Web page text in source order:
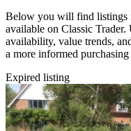
Below you will find listings
available on Classic
availability, value trends,
a more informed
Expired listing